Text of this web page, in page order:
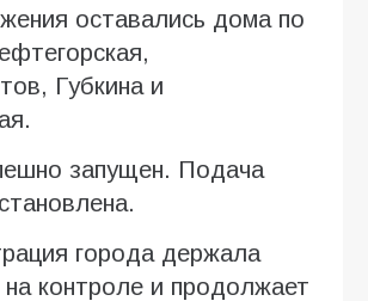
оставались дома по
Губкина и
запущен. Подача
города держала
контроле и продолжает